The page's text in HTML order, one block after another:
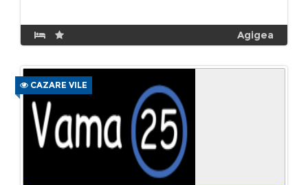
Agigea
CAZARE VILE